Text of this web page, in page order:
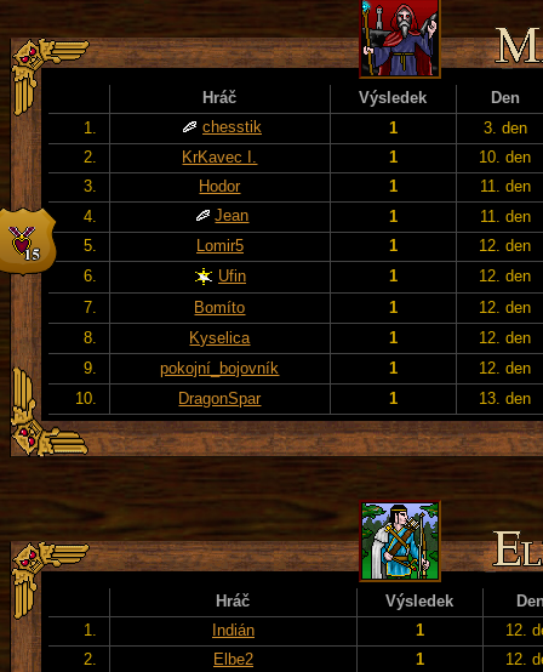
Hráč Výsledek
Den
1.
chesstik 1
3. den
2.
KrKavec I. 1
10. den
3.
Hodor 1
11. den
4.
Jean 1
11. den
5.
Lomir5 1
12. den
6.
Ufin 1
12. den
7.
Bomíto 1
12. den
8.
Kyselica 1
12. den
9.
pokojní_bojovník 1
12. den
10.
DragonSpar 1 13. den
Hráč Výsledek
1.
Indián 1
12.
2.
Elbe2 1
12.